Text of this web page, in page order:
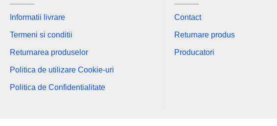
Informatii livrare
Termeni si conditii
Returnarea produselor
Politica de utilizare Cookie-uri
Politica de Confidentialitate
Contact
Returnare produs
Producatori